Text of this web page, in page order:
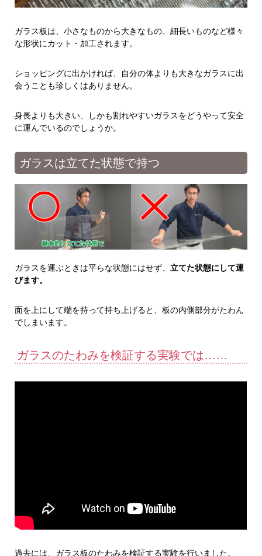
ガラス板は、小さなものから大きなもの、細長いものなど様々
な形状にカット・加工されます。
ショッピングに出かければ、自分の体よりも大きなガラスに出
会うことも珍しくはありません。
身長よりも大きい、しかも割れやすいガラスをどうやって安全
に運んでいるのでしょうか。
ガラスは立てた状態で持つ
ガラスを運ぶときは平らな状態にはせず、立てた状態にして運
びます。
面を上にして端を持って持ち上げると、板の内側部分がたわん
でしまいます。
ガラスのたわみを検証する実験では……
過去には、ガラス板のたわみを検証する実験を行いました。